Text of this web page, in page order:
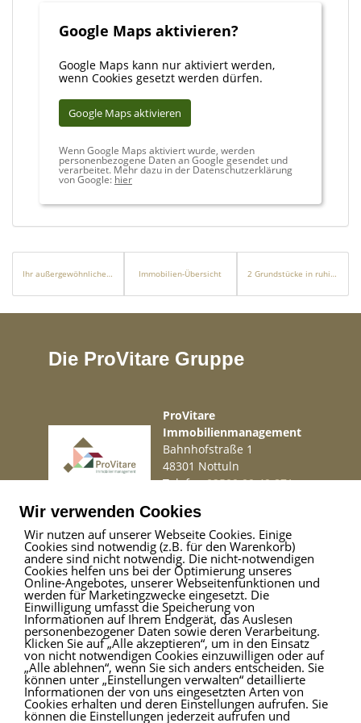
die RegionGoogle Maps aktivieren?
Google Maps kann nur aktiviert werden,
wenn Cookies gesetzt werden dürfen.
Google Maps aktivieren
Wenn Google Maps aktiviert wurde, werden
personenbezogene Daten an Google gesendet und
verarbeitet. Mehr dazu in der Datenschutzerklärung
von Google: hier
Ihr außergewöhnliches Neues Zuhause Immobilien-Übersicht 2 Grundstücke in ruhiger Lage vom Selfkant!
Die ProVitare Gruppe
ProVitare
Immobilienmanagement
Bahnhofstraße 1
48301 Nottuln
Telefon02509 99 49 871
Impressum|Haftungsausschluss|Datenschutz
ProVitare Commercial
GmbH
Bahnhofstraße 1
48301 Nottuln
Telefon02509 99 49 871
Mailinfo@provitare.de
Wir verwenden Cookies
Wir nutzen auf unserer Webseite Cookies. Einige
Cookies sind notwendig (z.B. für den Warenkorb)
andere sind nicht notwendig. Die nicht-notwendigen
Cookies helfen uns bei der Optimierung unseres
Online-Angebotes, unserer Webseitenfunktionen und
werden für Marketingzwecke eingesetzt. Die
Einwilligung umfasst die Speicherung von
Informationen auf Ihrem Endgerät, das Auslesen
personenbezogener Daten sowie deren Verarbeitung.
Klicken Sie auf „Alle akzeptieren“, um in den Einsatz
von nicht notwendigen Cookies einzuwilligen oder auf
„Alle ablehnen“, wenn Sie sich anders entscheiden. Sie
können unter „Einstellungen verwalten“ detaillierte
Informationen der von uns eingesetzten Arten von
Cookies erhalten und deren Einstellungen aufrufen. Sie
können die Einstellungen jederzeit aufrufen und